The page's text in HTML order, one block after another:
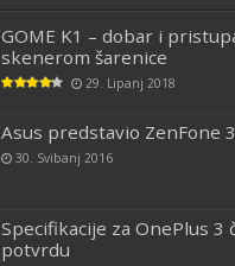
GOME K1 – dobar i
skenerom šarenice
29. Lipanj 2018
Asus predstavio ZenFone
30. Svibanj 2016
Specifikacije za OnePlus 3
potvrdu